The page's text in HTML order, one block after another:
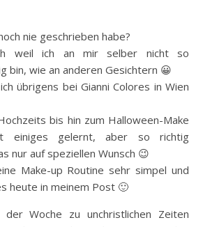
nie geschrieben habe?
weil ich an mir selber nicht so
bin, wie an anderen Gesichtern 😀
übrigens bei Gianni Colores in Wien
bis hin zum Halloween-Make
einiges gelernt, aber so richtig
nur auf speziellen Wunsch 😉
Make-up Routine sehr simpel und
heute in meinem Post 🙂
Woche zu unchristlichen Zeiten